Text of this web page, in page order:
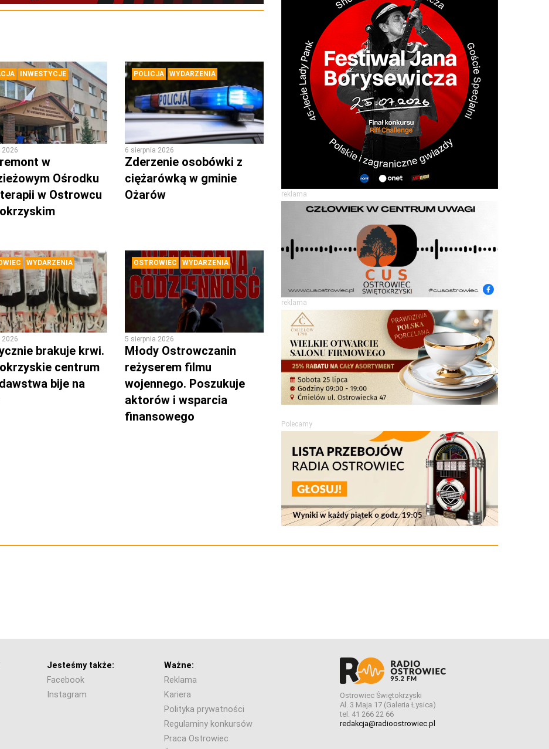
INWESTYCJE
2026
w
Ośrodku
w Ostrowcu
POLICJA WYDARZENIA
6 sierpnia 2026
Zderzenie osobówki z
ciężarówką w gminie
Ożarów
WYDARZENIA
2026
brakuje krwi.
centrum
bije na
OSTROWIEC WYDARZENIA
5 sierpnia 2026
Młody Ostrowczanin
reżyserem filmu
wojennego. Poszukuje
aktorów i wsparcia
finansowego
reklama
reklama
Polecamy
Jesteśmy także:
Facebook
Instagram
Ważne:
Reklama
Kariera
Polityka prywatności
Regulaminy konkursów
Praca Ostrowiec
Ostrowiec Świętokrzyski
Al. 3 Maja 17 (Galeria Łysica)
tel. 41 266 22 66
redakcja@radioostrowiec.pl